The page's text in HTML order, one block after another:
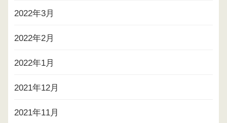
2022年3月
2022年2月
2022年1月
2021年12月
2021年11月